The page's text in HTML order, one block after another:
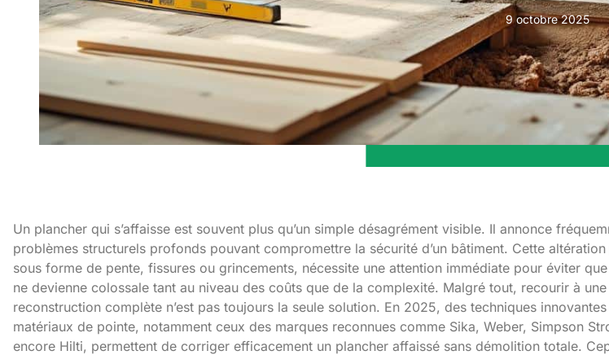
9 octobre 2025
Un plancher qui s’affaisse est souvent plus qu’un simple désagrément visible. Il annonce
problèmes structurels profonds pouvant compromettre la sécurité d’un bâtiment. Cette
sous forme de pente, fissures ou grincements, nécessite une attention immédiate pour éviter
ne devienne colossale tant au niveau des coûts que de la complexité. Malgré tout, recourir à une
reconstruction complète n’est pas toujours la seule solution. En 2025, des techniques
matériaux de pointe, notamment ceux des marques reconnues comme Sika, Weber, Simpson
encore Hilti, permettent de corriger efficacement un plancher affaissé sans démolition totale.